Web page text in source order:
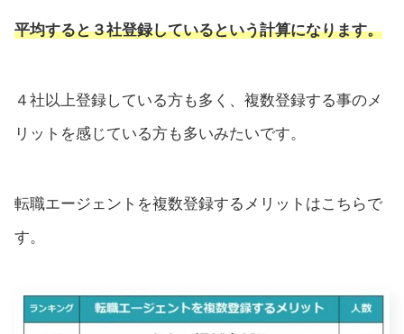
平均すると３社登録しているという計算になります。
４社以上登録している方も多く、複数登録する事のメ
リットを感じている方も多いみたいです。
転職エージェントを複数登録するメリットはこちらで
す。